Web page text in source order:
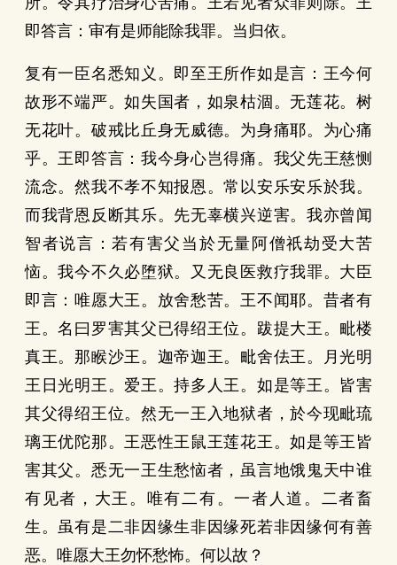
即答言：审有是师能除我罪。当归依。
复有一臣名悉知义。即至王所作如是言：王今何
故形不端严。如失国者，如泉枯涸。无莲花。树
无花叶。破戒比丘身无威德。为身痛耶。为心痛
乎。王即答言：我今身心岂得痛。我父先王慈恻
流念。然我不孝不知报恩。常以安乐安乐於我。
而我背恩反断其乐。先无辜横兴逆害。我亦曾闻
智者说言：若有害父当於无量阿僧祇劫受大苦
恼。我今不久必堕狱。又无良医救疗我罪。大臣
即言：唯愿大王。放舍愁苦。王不闻耶。昔者有
王。名曰罗害其父已得绍王位。跋提大王。毗楼
真王。那睺沙王。迦帝迦王。毗舍佉王。月光明
王日光明王。爱王。持多人王。如是等王。皆害
其父得绍王位。然无一王入地狱者，於今现毗琉
璃王优陀那。王恶性王鼠王莲花王。如是等王皆
害其父。悉无一王生愁恼者，虽言地饿鬼天中谁
有见者，大王。唯有二有。一者人道。二者畜
生。虽有是二非因缘生非因缘死若非因缘何有善
恶。唯愿大王勿怀愁怖。何以故？